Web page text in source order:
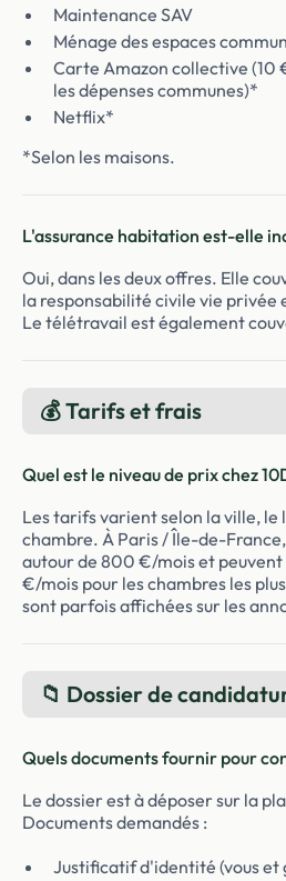
Maintenance SAV
Ménage des espaces
Carte Amazon collective
les dépenses communes)*
Netflix*
*Selon les maisons.
L'assurance habitation est-elle
Oui, dans les deux offres. Elle
la responsabilité civile vie privée
Le télétravail est également
💰 Tarifs et frais
Quel est le niveau de prix chez
Les tarifs varient selon la ville, le
chambre. À Paris / Île-de-
autour de 800 €/mois et peuvent
€/mois pour les chambres les
sont parfois affichées sur les
📁 Dossier de
Quels documents fournir pour
Le dossier est à déposer sur la
Documents demandés :
Justificatif d'identité (vous et